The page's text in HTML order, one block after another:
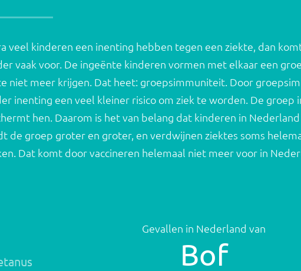
veel kinderen een inenting hebben tegen een ziekte, dan
vaak voor. De ingeënte kinderen vormen met elkaar een
niet meer krijgen. Dat heet: groepsimmuniteit. Door
inenting een veel kleiner risico om ziek te worden. De groep
hen. Daarom is het van belang dat kinderen in
de groep groter en groter, en verdwijnen ziektes soms
Dat komt door vaccineren helemaal niet meer voor in
Gevallen in Nederland van
Bof